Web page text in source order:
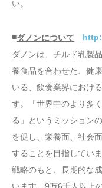
い。
■ダノンについて
ダノンは、チルド乳製
養食品を合わせた、健
いる、飲食業界におけ
す。「世界中のより多
る」というミッション
を促し、栄養面、社会
することを目指してい
戦略のもと、長期的な
います。9万6千人以上